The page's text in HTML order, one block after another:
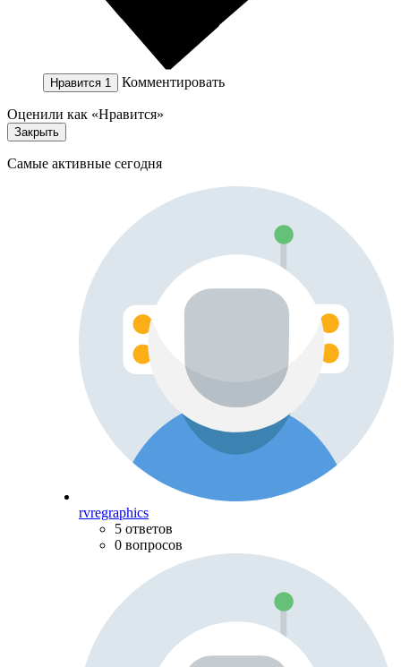
Нравится 1 Комментировать
Оценили как «Нравится»
Закрыть
Самые активные сегодня
rvregraphics
5 ответов
0 вопросов